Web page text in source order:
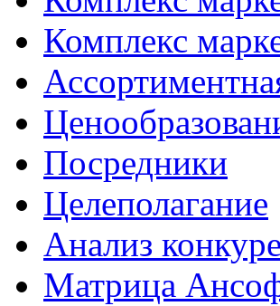
Комплекс
Посредники
Целеполагание
Анализ
Матрица